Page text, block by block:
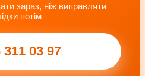
зараз, ніж виправляти
потім
311 03 97